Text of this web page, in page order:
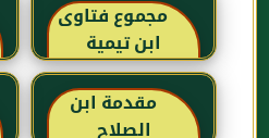
مجموع فتاوى
ابن تيمية
مقدمة ابن
الصلاح